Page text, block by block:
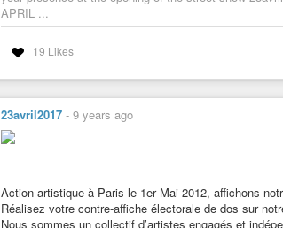
APRIL ...
19 Likes
23avril2017 - 9 years ago
Action artistique à Paris le 1er Mai 2012, affichons
Réalisez votre contre-affiche électorale de dos sur
Nous sommes un collectif d’artistes engagés et